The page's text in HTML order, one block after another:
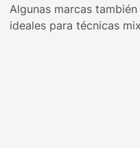
Algunas marcas
ideales para técnicas